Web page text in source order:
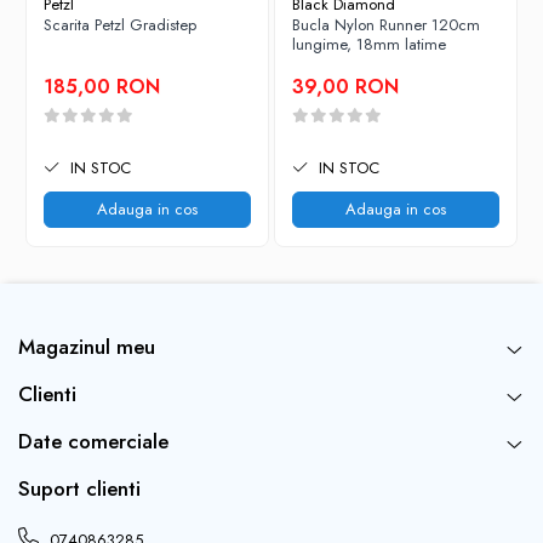
Petzl
Scarita Petzl Gradistep
185,00 RON
IN STOC
Adauga in cos
Black Diamond
Bucla Nylon Runner 120cm
lungime, 18mm latime
39,00 RON
IN STOC
Adauga in cos
Magazinul meu
Clienti
Date comerciale
Suport clienti